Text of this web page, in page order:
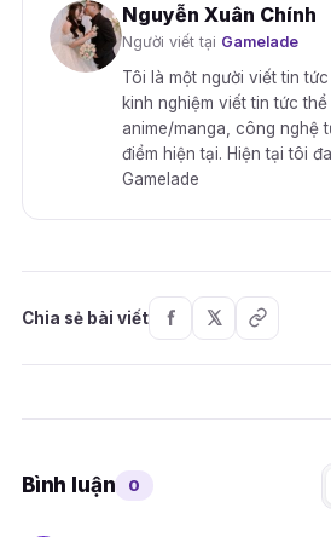
Nguyễn Xuân Chính
Người viết tại Gamelade
Tôi là một người viết tin
kinh nghiệm viết tin tức thể
anime/manga, công nghệ
điểm hiện tại. Hiện tại tôi
Gamelade
Chia sẻ bài viết
Bình luận 0